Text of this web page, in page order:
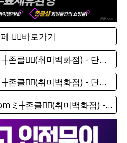
❤️‍🔥바로가기
┼ミ존클서울방.comミ┼존클❤️‍🔥(취미백화점) - 단톡방
┼ミ존클부산방.comミ┼존클❤️‍🔥(취미백화점) - 단톡방
┼ミ존클올레이디방.comミ┼존클❤️‍🔥(취미백화점) - 단톡방